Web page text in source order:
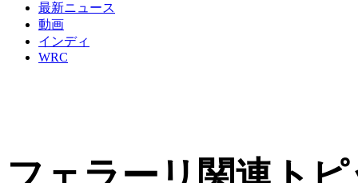
最新ニュース
動画
インディ
WRC